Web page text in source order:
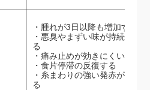
・腫れが3日以降も増加する
・悪臭やまずい味が持続す
る
・痛み止めが効きにくい
・食片停滞の反復する
・糸まわりの強い発赤があ
る